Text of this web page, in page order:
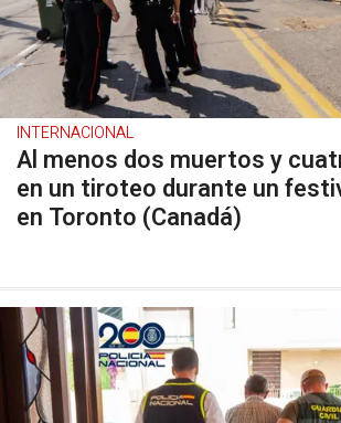
INTERNACIONAL
Al menos dos muertos y
en un tiroteo durante un
en Toronto (Canadá)